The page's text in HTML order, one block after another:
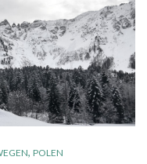
, POLEN